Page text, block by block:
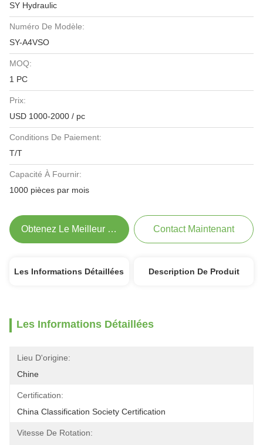
SY Hydraulic
Numéro De Modèle:
SY-A4VSO
MOQ:
1 PC
Prix:
USD 1000-2000 / pc
Conditions De Paiement:
T/T
Capacité À Fournir:
1000 pièces par mois
Obtenez Le Meilleur Prix Contact Maintenant
Les Informations Détaillées Description De Produit
Les Informations Détaillées
Lieu D'origine:
Chine
Certification:
China Classification Society Certification
Vitesse De Rotation: